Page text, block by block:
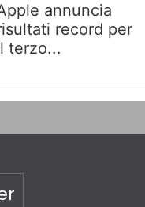
annuncia
record per
terzo...